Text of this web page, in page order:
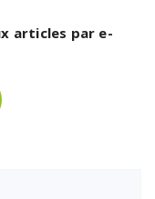
articles par e-